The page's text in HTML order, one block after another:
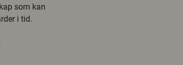
som kan
i tid.